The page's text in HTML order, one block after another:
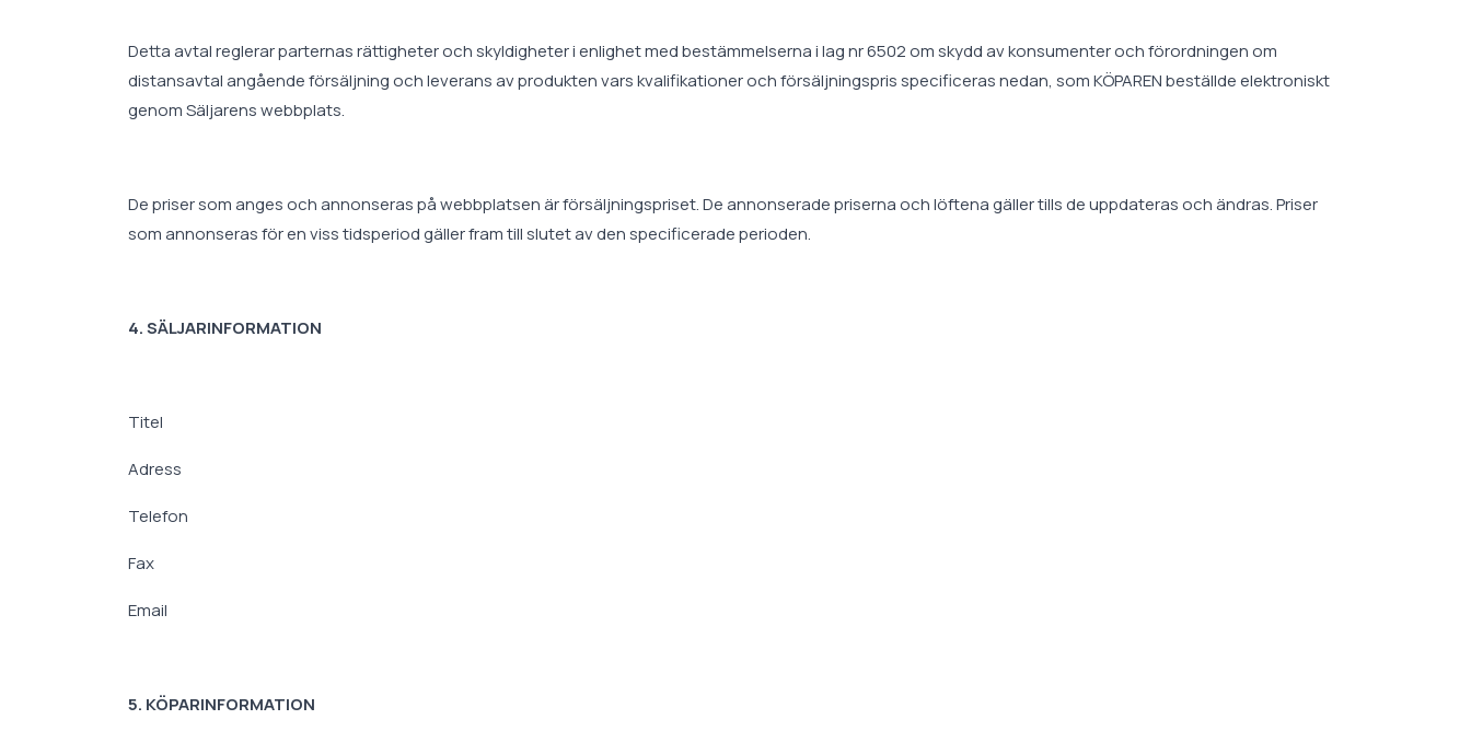
Detta avtal reglerar parternas rättigheter och skyldigheter i enlighet med bestämmelserna i lag nr 6502 om skydd av konsumenter och förordningen om
distansavtal angående försäljning och leverans av produkten vars kvalifikationer och försäljningspris specificeras nedan, som KÖPAREN beställde elektroniskt
genom Säljarens webbplats.
De priser som anges och annonseras på webbplatsen är försäljningspriset. De annonserade priserna och löftena gäller tills de uppdateras och ändras. Priser
som annonseras för en viss tidsperiod gäller fram till slutet av den specificerade perioden.
4. SÄLJARINFORMATION
Titel
Adress
Telefon
Fax
Email
5. KÖPARINFORMATION